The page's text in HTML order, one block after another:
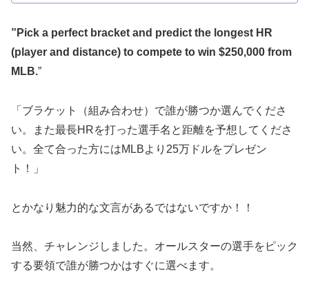
”Pick a perfect bracket and predict the longest HR
(player and distance) to compete to win $250,000 from
MLB.”
「ブラケット（組み合わせ）で誰が勝つか選んでくださ
い。また最長HRを打った選手名と距離を予想してくださ
い。全て合った方にはMLBより25万ドルをプレゼン
ト！」
とかなり魅力的な文言があるではないですか！！
当然、チャレンジしました。オールスターの選手をピック
する要領で誰が勝つかはすぐに選べます。